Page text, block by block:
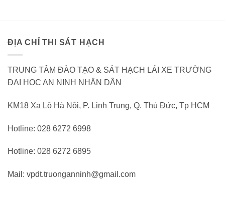
ĐỊA CHỈ THI SÁT HẠCH
TRUNG TÂM ĐÀO TẠO & SÁT HẠCH LÁI XE TRƯỜNG
ĐẠI HỌC AN NINH NHÂN DÂN
KM18 Xa Lộ Hà Nội, P. Linh Trung, Q. Thủ Đức, Tp HCM
Hotline: 028 6272 6998
Hotline: 028 6272 6895
Mail: vpdt.truonganninh@gmail.com